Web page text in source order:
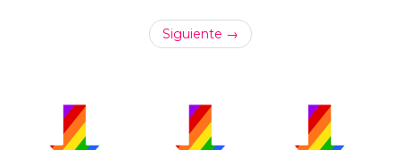
Siguiente →